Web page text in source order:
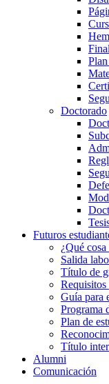
Doctorado
Futuros
¿Qué
Salida
Título de
Requisitos
Guía para
Programa
Plan de
Título
Alumni
Comunicación